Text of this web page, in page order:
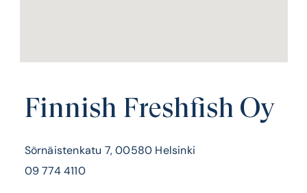
Finnish Freshfish Oy
Sörnäistenkatu 7, 00580 Helsinki
09 774 4110